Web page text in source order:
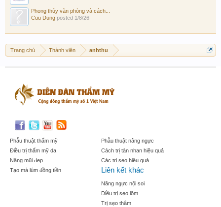
Phong thủy văn phòng và cách...
Cuu Dung posted 1/8/26
Trang chủ Thành viên anhthu
Phẫu thuật thẩm mỹ
Điều trị thẩm mỹ da
Nâng mũi đẹp
Tạo mà lúm đồng tiền
Phẫu thuật nâng ngực
Cách trị tàn nhan hiệu quả
Các trị sẹo hiệu quả
Liên kết khác
Nâng ngực nội soi
Điều trị sẹo lõm
Trị sẹo thâm